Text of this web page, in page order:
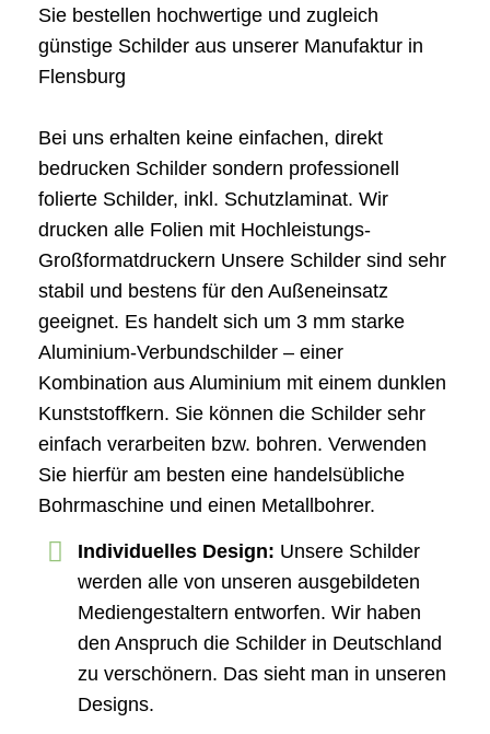
Sie bestellen hochwertige und zugleich
günstige Schilder aus unserer Manufaktur in
Flensburg
Bei uns erhalten keine einfachen, direkt
bedrucken Schilder sondern professionell
folierte Schilder, inkl. Schutzlaminat. Wir
drucken alle Folien mit Hochleistungs-
Großformatdruckern Unsere Schilder sind sehr
stabil und bestens für den Außeneinsatz
geeignet. Es handelt sich um 3 mm starke
Aluminium-Verbundschilder – einer
Kombination aus Aluminium mit einem dunklen
Kunststoffkern. Sie können die Schilder sehr
einfach verarbeiten bzw. bohren. Verwenden
Sie hierfür am besten eine handelsübliche
Bohrmaschine und einen Metallbohrer.
Individuelles Design: Unsere Schilder
werden alle von unseren ausgebildeten
Mediengestaltern entworfen. Wir haben
den Anspruch die Schilder in Deutschland
zu verschönern. Das sieht man in unseren
Designs.